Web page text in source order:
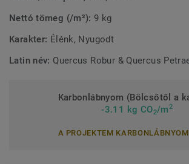
Nettó tömeg (/m²): 9 kg
Karakter: Élénk, Nyugodt
Latin név: Quercus Robur & Quercus
Karbonlábnyom (Bölcsőtől a
-3.11 kg CO2/m2
A PROJEKTEM